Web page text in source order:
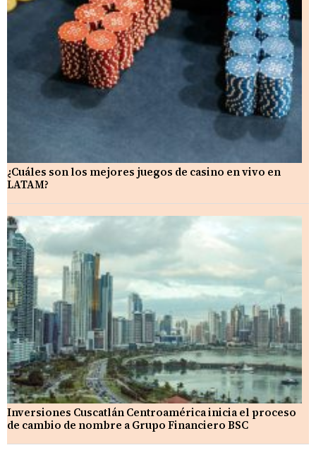
¿Cuáles son los mejores juegos de casino en vivo en
LATAM?
Inversiones Cuscatlán Centroamérica inicia el proceso
de cambio de nombre a Grupo Financiero BSC